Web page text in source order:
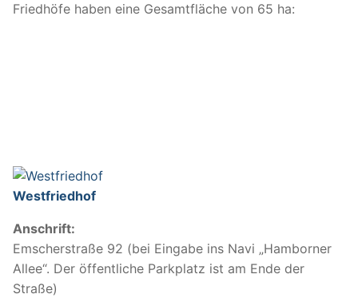
Friedhöfe haben eine Gesamtfläche von 65 ha:
Westfriedhof
Anschrift:
Emscherstraße 92 (bei Eingabe ins Navi „Hamborner
Allee“. Der öffentliche Parkplatz ist am Ende der
Straße)